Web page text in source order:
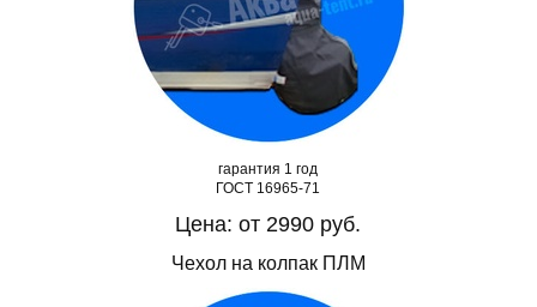
гарантия 1 год
ГОСТ 16965-71
Цена: от 2990 руб.
Чехол на колпак ПЛМ